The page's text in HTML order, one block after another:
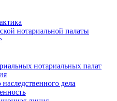
нотариальной палаты
нотариальных палат
дела